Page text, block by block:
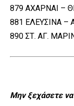
879 ΑΧΑΡΝΑΙ –
881 ΕΛΕΥΣΙΝΑ
890 ΣΤ. ΑΓ.
Μην ξεχάσετε να